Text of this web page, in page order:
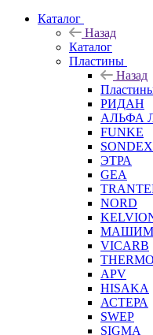
Каталог
Назад
Каталог
Пластины
Назад
РИДАН
АЛЬФА
FUNKE
SONDEX
ЭТРА
GEA
NORD
VICARB
APV
HISAKA
АСТЕРА
SWEP
SIGMA